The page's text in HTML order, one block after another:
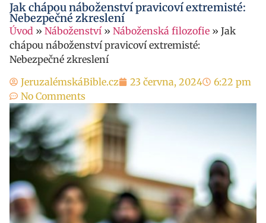
Jak chápou náboženství pravicoví extremisté:
Nebezpečné zkreslení
Úvod » Náboženství » Náboženská filozofie » Jak
chápou náboženství pravicoví extremisté:
Nebezpečné zkreslení
JeruzalémskáBible.cz
23 června, 2024
6:22 pm
No Comments